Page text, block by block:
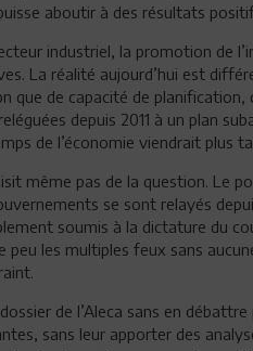
aboutir à des résultats
industriel, la promotion de
La réalité aujourd’hui est
que de capacité de planification,
depuis 2011 à un plan
de l’économie viendrait plus
même pas de la question. Le
se sont relayés
soumis à la dictature du
les multiples feux sans
de l’Aleca sans en
sans leur apporter des